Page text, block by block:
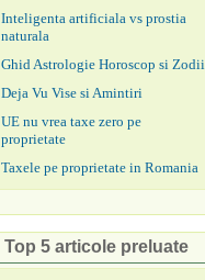
Inteligenta artificiala vs prostia
naturala
Ghid Astrologie Horoscop si Zodii
Deja Vu Vise si Amintiri
UE nu vrea taxe zero pe
proprietate
Taxele pe proprietate in Romania
Top 5 articole preluate